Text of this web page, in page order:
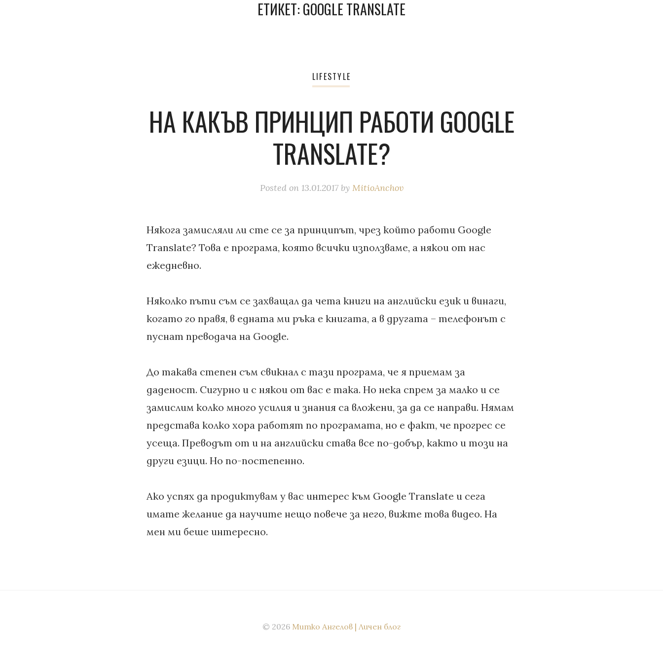
ЕТИКЕТ:GOOGLE TRANSLATE
LIFESTYLE
НА КАКЪВ ПРИНЦИП РАБОТИ GOOGLE
TRANSLATE?
Posted on 13.01.2017 by MitioAnchov
Някога замисляли ли сте се за принципът, чрез който работи Google
Translate? Това е програма, която всички използваме, а някои от нас
ежедневно.
Няколко пъти съм се захващал да чета книги на английски език и винаги,
когато го правя, в едната ми ръка е книгата, а в другата – телефонът с
пуснат преводача на Google.
До такава степен съм свикнал с тази програма, че я приемам за
даденост. Сигурно и с някои от вас е така. Но нека спрем за малко и се
замислим колко много усилия и знания са вложени, за да се направи. Нямам
представа колко хора работят по програмата, но е факт, че прогрес се
усеща. Преводът от и на английски става все по-добър, както и този на
други езици. Но по-постепенно.
Ако успях да продиктувам у вас интерес към Google Translate и сега
имате желание да научите нещо повече за него, вижте това видео. На
мен ми беше интересно.
© 2026 Митко Ангелов | Личен блог